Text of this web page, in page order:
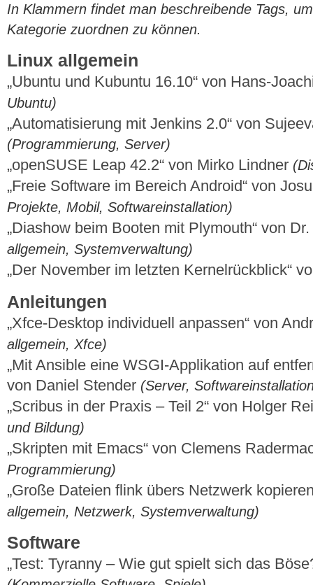
In Klammern findet man beschreibende Tags,
Kategorie zuordnen zu können.
Linux allgemein
„Ubuntu und Kubuntu 16.10“ von Hans-
Ubuntu)
„Automatisierung mit Jenkins 2.0“ von
(Programmierung, Server)
„openSUSE Leap 42.2“ von Mirko Lindner
„Freie Software im Bereich Android“ von
Projekte, Mobil, Softwareinstallation)
„Diashow beim Booten mit Plymouth“ von
allgemein, Systemverwaltung)
„Der November im letzten Kernelrückblick“
Anleitungen
„Xfce-Desktop individuell anpassen“ von
allgemein, Xfce)
„Mit Ansible eine WSGI-Applikation auf
von Daniel Stender (Server,
„Scribus in der Praxis – Teil 2“ von Holger
und Bildung)
„Skripten mit Emacs“ von Clemens
Programmierung)
„Große Dateien flink übers Netzwerk
allgemein, Netzwerk, Systemverwaltung)
Software
„Test: Tyranny – Wie gut spielt sich das